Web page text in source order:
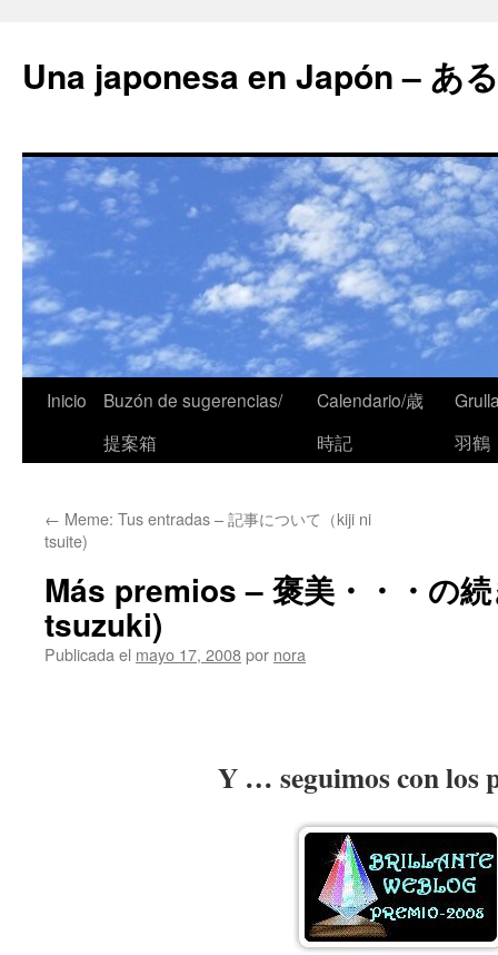
Una japonesa en Japón – あ
Inicio
Buzón de sugerencias/
提案箱
Calendario/歳
時記
羽鶴
← Meme: Tus entradas – 記事について（kiji ni
tsuite)
Más premios – 褒美・・・の
tsuzuki)
Publicada el mayo 17, 2008por nora
Y … seguimos con los